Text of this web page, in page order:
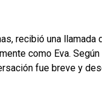
recibió una llamada
como Eva. Según
fue breve y